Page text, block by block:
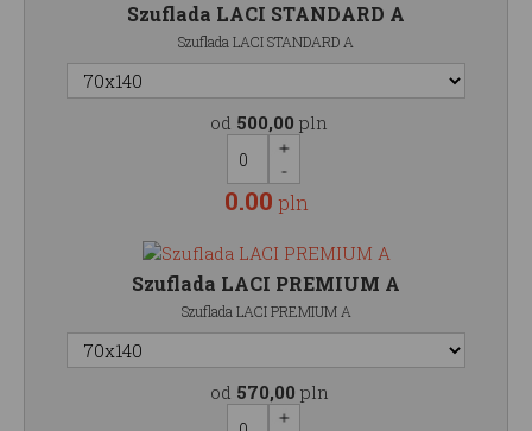
Szuflada LACI STANDARD A
Szuflada LACI STANDARD A
od 500,00 pln
0.00 pln
Szuflada LACI PREMIUM A
Szuflada LACI PREMIUM A
od 570,00 pln